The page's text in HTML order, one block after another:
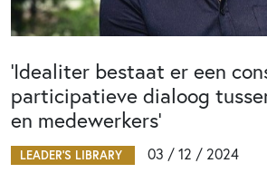
‘Idealiter bestaat er een
participatieve dialoog
en medewerkers’
LEADER'S LIBRARY 03 / 12 / 2024